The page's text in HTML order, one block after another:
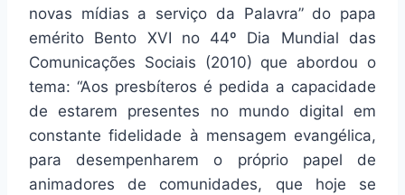
novas mídias a serviço da Palavra” do papa
emérito Bento XVI no 44º Dia Mundial das
Comunicações Sociais (2010) que abordou o
tema: “Aos presbíteros é pedida a capacidade
de estarem presentes no mundo digital em
constante fidelidade à mensagem evangélica,
para desempenharem o próprio papel de
animadores de comunidades, que hoje se